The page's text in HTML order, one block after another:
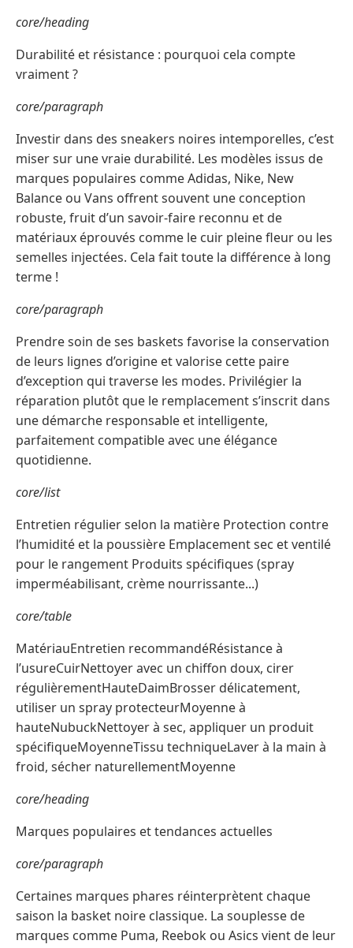
core/heading
Durabilité et résistance : pourquoi cela compte
vraiment ?
core/paragraph
Investir dans des sneakers noires intemporelles, c’est
miser sur une vraie durabilité. Les modèles issus de
marques populaires comme Adidas, Nike, New
Balance ou Vans offrent souvent une conception
robuste, fruit d’un savoir-faire reconnu et de
matériaux éprouvés comme le cuir pleine fleur ou les
semelles injectées. Cela fait toute la différence à long
terme !
core/paragraph
Prendre soin de ses baskets favorise la conservation
de leurs lignes d’origine et valorise cette paire
d’exception qui traverse les modes. Privilégier la
réparation plutôt que le remplacement s’inscrit dans
une démarche responsable et intelligente,
parfaitement compatible avec une élégance
quotidienne.
core/list
Entretien régulier selon la matière Protection contre
l’humidité et la poussière Emplacement sec et ventilé
pour le rangement Produits spécifiques (spray
imperméabilisant, crème nourrissante...)
core/table
MatériauEntretien recommandéRésistance à
l’usureCuirNettoyer avec un chiffon doux, cirer
régulièrementHauteDaimBrosser délicatement,
utiliser un spray protecteurMoyenne à
hauteNubuckNettoyer à sec, appliquer un produit
spécifiqueMoyenneTissu techniqueLaver à la main à
froid, sécher naturellementMoyenne
core/heading
Marques populaires et tendances actuelles
core/paragraph
Certaines marques phares réinterprètent chaque
saison la basket noire classique. La souplesse de
marques comme Puma, Reebok ou Asics vient de leur